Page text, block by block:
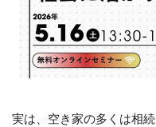
実は、空き家の多くは相